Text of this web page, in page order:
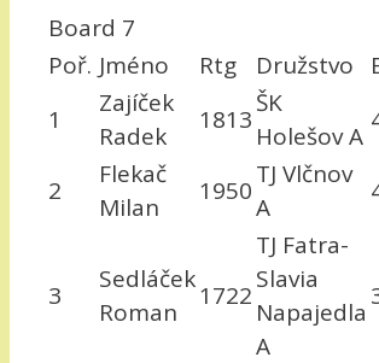
Board 7
Poř. Jméno Rtg Družstvo
1
Zajíček
Radek
1813
ŠK
Holešov A
2
Flekač
Milan
1950
TJ Vlčnov
A
3
Sedláček
Roman
1722
TJ Fatra-
Slavia
Napajedla
A